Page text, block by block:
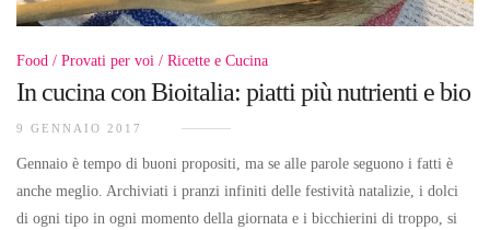
Food Provati per voi Ricette e Cucina
In cucina con Bioitalia: piatti più nutrienti e bio
9 GENNAIO 2017
Gennaio è tempo di buoni propositi, ma se alle parole seguono i fatti è
anche meglio. Archiviati i pranzi infiniti delle festività natalizie, i dolci
di ogni tipo in ogni momento della giornata e i bicchierini di troppo, si